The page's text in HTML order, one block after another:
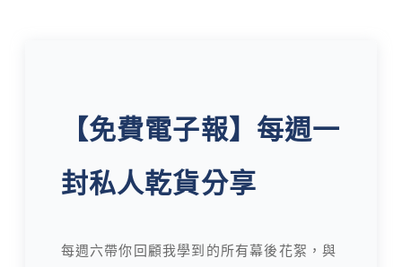
【免費電子報】每週一
封私人乾貨分享
每週六帶你回顧我學到的所有幕後花絮，與